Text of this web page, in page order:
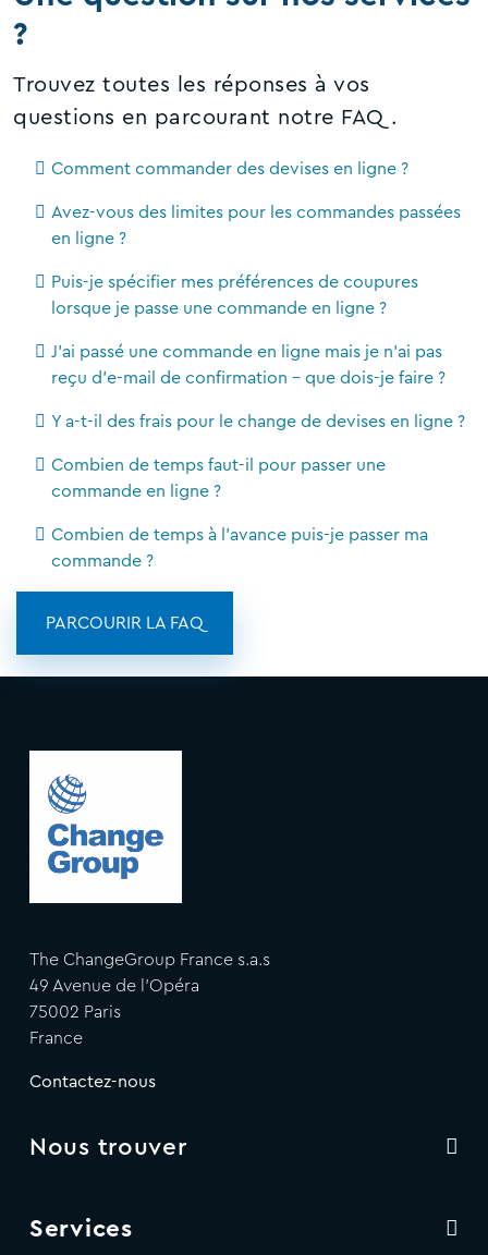
?
Trouvez toutes les réponses à vos
questions en parcourant notre FAQ.
Comment commander des devises en ligne ?
Avez-vous des limites pour les commandes passées
en ligne ?
Puis-je spécifier mes préférences de coupures
lorsque je passe une commande en ligne ?
J'ai passé une commande en ligne mais je n'ai pas
reçu d'e-mail de confirmation - que dois-je faire ?
Y a-t-il des frais pour le change de devises en ligne ?
Combien de temps faut-il pour passer une
commande en ligne ?
Combien de temps à l'avance puis-je passer ma
commande ?
PARCOURIR LA FAQ
The ChangeGroup France s.a.s
49 Avenue de l'Opéra
75002 Paris
France
Contactez-nous
Nous trouver
Services